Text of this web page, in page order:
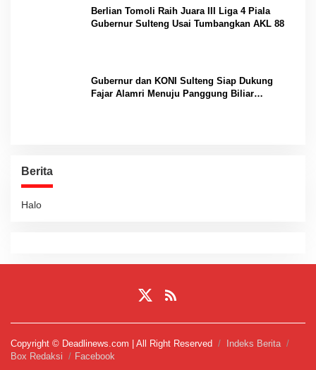
Berlian Tomoli Raih Juara III Liga 4 Piala
Gubernur Sulteng Usai Tumbangkan AKL 88
Gubernur dan KONI Sulteng Siap Dukung
Fajar Alamri Menuju Panggung Biliar
Berita
Halo
Copyright © Deadlinews.com | All Right Reserved
Indeks Berita
Box Redaksi
Facebook